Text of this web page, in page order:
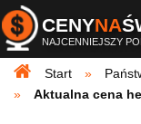
CENYNA
NAJCENNIEJSZY
Start
Aktualna cena